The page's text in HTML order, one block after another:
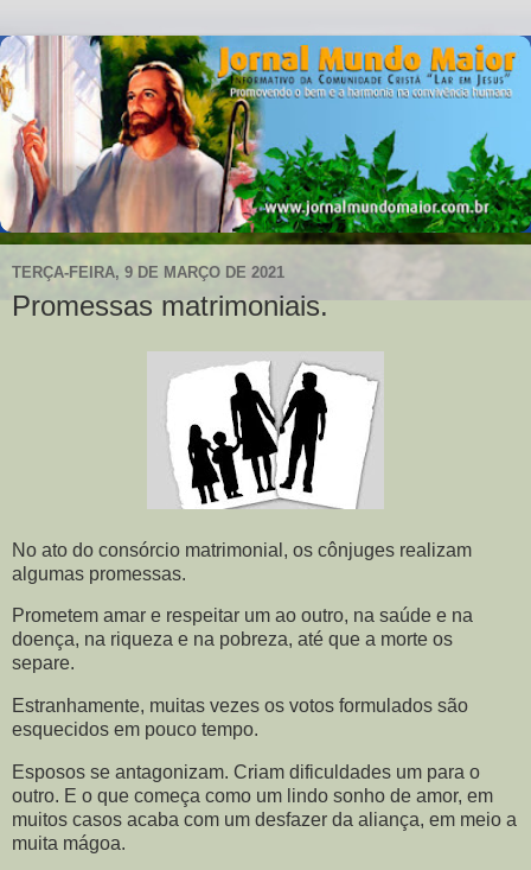
TERÇA-FEIRA, 9 DE MARÇO DE 2021
Promessas matrimoniais.
No ato do consórcio matrimonial, os cônjuges realizam
algumas promessas.
Prometem amar e respeitar um ao outro, na saúde e na
doença, na riqueza e na pobreza, até que a morte os
separe.
Estranhamente, muitas vezes os votos formulados são
esquecidos em pouco tempo.
Esposos se antagonizam. Criam dificuldades um para o
outro. E o que começa como um lindo sonho de amor, em
muitos casos acaba com um desfazer da aliança, em meio a
muita mágoa.